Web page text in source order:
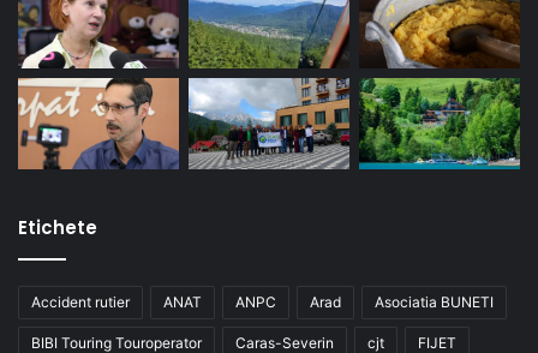
Etichete
Accident rutier ANAT ANPC Arad Asociatia BUNETI
BIBI Touring Touroperator Caras-Severin cjt FIJET